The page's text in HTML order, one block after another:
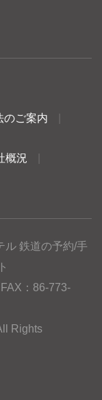
のご案内
概況
ル 鉄道の予約/手
：86-773-
Rights